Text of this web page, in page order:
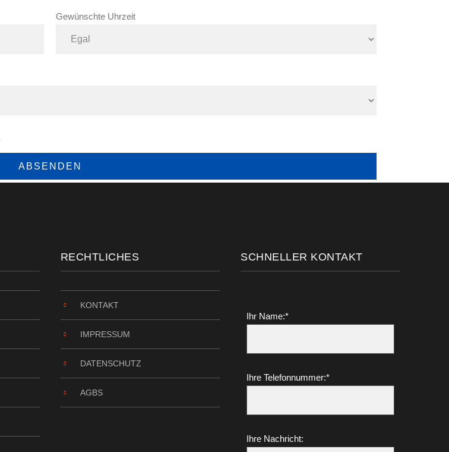
Gewünschte Uhrzeit
RECHTLICHES
KONTAKT
IMPRESSUM
DATENSCHUTZ
AGBS
SCHNELLER KONTAKT
Ihr Name:*
Ihre Telefonnummer:*
Ihre Nachricht: